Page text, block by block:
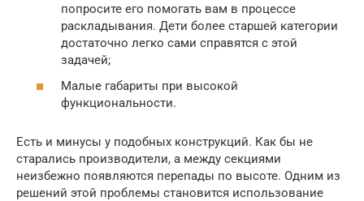
попросите его помогать вам в процессе
раскладывания. Дети более старшей категории
достаточно легко сами справятся с этой
задачей;
Малые габариты при высокой
функциональности.
Есть и минусы у подобных конструкций. Как бы не
старались производители, а между секциями
неизбежно появляются перепады по высоте. Одним из
решений этой проблемы становится использование